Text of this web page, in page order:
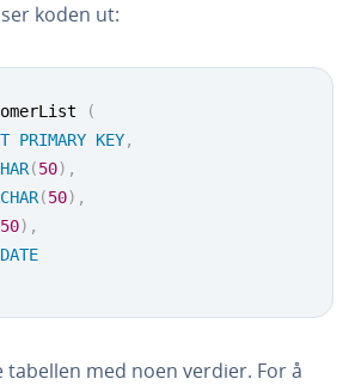
koden ut:
(
PRIMARY KEY,
(50) ,
(50) ,
50) ,
DATE
tabellen med noen verdier. For å